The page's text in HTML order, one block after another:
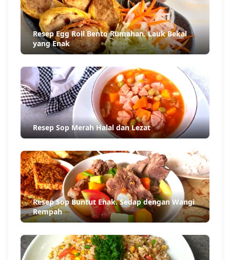
Resep Egg Roll Bento Rumahan. Lauk Bekal
yang Enak
Resep Sop Merah Halal dan Lezat
Resep Sop Buntut Enak. Sedap dengan Wangi
Rempah